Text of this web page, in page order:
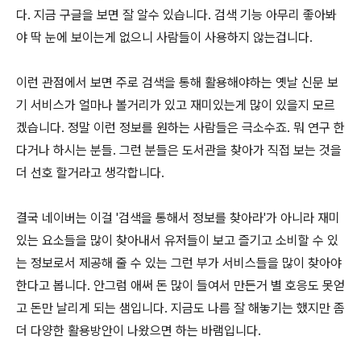
다. 지금 구글을 보면 잘 알수 있습니다. 검색 기능 아무리 좋아봐
야 딱 눈에 보이는게 없으니 사람들이 사용하지 않는겁니다.
이런 관점에서 보면 주로 검색을 통해 활용해야하는 옛날 신문 보
기 서비스가 얼마나 볼거리가 있고 재미있는게 많이 있을지 모르
겠습니다. 정말 이런 정보를 원하는 사람들은 극소수죠. 뭐 연구 한
다거나 하시는 분들. 그런 분들은 도서관을 찾아가 직접 보는 것을
더 선호 할거라고 생각합니다.
결국 네이버는 이걸 '검색을 통해서 정보를 찾아라'가 아니라 재미
있는 요소들을 많이 찾아내서 유저들이 보고 즐기고 소비할 수 있
는 정보로서 제공해 줄 수 있는 그런 부가 서비스들을 많이 찾아야
한다고 봅니다. 안그럼 애써 돈 많이 들여서 만든거 별 호응도 못얻
고 돈만 날리게 되는 샘입니다. 지금도 나름 잘 해놓기는 했지만 좀
더 다양한 활용방안이 나왔으면 하는 바램입니다.